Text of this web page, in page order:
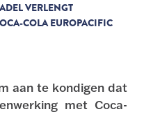
VERLENGT
COLA EUROPACIFIC
aan te kondigen dat
met Coca-